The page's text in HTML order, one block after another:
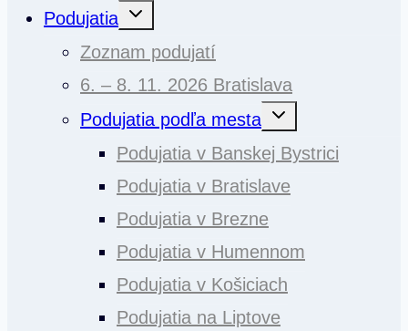
Podujatia
Toggle
Zoznam podujatí
6. – 8. 11. 2026 Bratislava
Podujatia podľa mesta
Toggle
Podujatia v Banskej Bystrici
Podujatia v Bratislave
Podujatia v Brezne
Podujatia v Humennom
Podujatia v Košiciach
Podujatia na Liptove